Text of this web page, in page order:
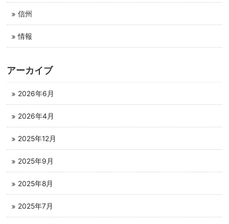
信州
情報
アーカイブ
2026年6月
2026年4月
2025年12月
2025年9月
2025年8月
2025年7月